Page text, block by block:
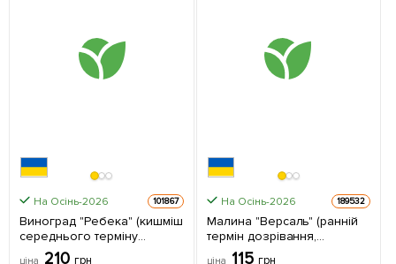
На Осінь-2026 101867
Виноград "Ребека" (кишміш
середнього терміну
дозрівання) 1 саджанець в
ціна 210 грн
На Осінь-2026 189532
Малина "Версаль" (ранній
термін дозрівання,
високоврожайний та
ціна 115 грн